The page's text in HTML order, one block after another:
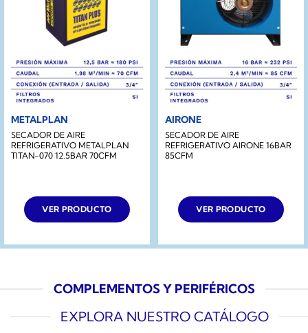
METALPLAN
SECADOR DE AIRE
REFRIGERATIVO METALPLAN
TITAN-070 12.5BAR 70CFM
VER PRODUCTO
AIRONE
SECADOR DE AIRE
REFRIGERATIVO AIRONE 16BAR
85CFM
VER PRODUCTO
COMPLEMENTOS Y PERIFÉRICOS
EXPLORA NUESTRO CATÁLOGO